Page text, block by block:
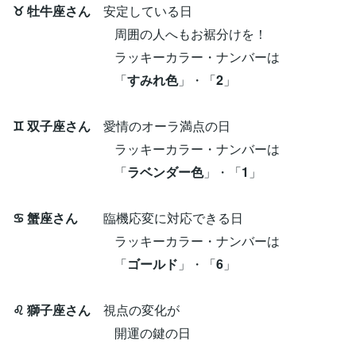
♉ 牡牛座さん 安定している日
周囲の人へもお裾分けを！
ラッキーカラー・ナンバーは
「すみれ色」・「2 」
♊ 双子座さん 愛情のオーラ満点の日
ラッキーカラー・ナンバーは
「ラベンダー色」・「1 」
♋ 蟹座さん 臨機応変に対応できる日
ラッキーカラー・ナンバーは
「ゴールド 」・「6 」
♌ 獅子座さん 視点の変化が
開運の鍵の日